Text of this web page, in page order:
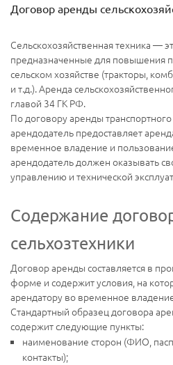
Договор аренды
Сельскохозяйственная техника —
предназначенные для повышения
сельском хозяйстве (тракторы,
и т.д.). Аренда
главой 34 ГК РФ.
По договору аренды
арендодатель предоставляет
временное владение и
арендодатель должен оказывать
управлению и технической
Содержание
сельхозтехники
Договор аренды составляется в
форме и содержит условия, на
арендатору во временное
Стандартный образец договора
содержит следующие пункты:
наименование сторон (ФИО,
контакты);